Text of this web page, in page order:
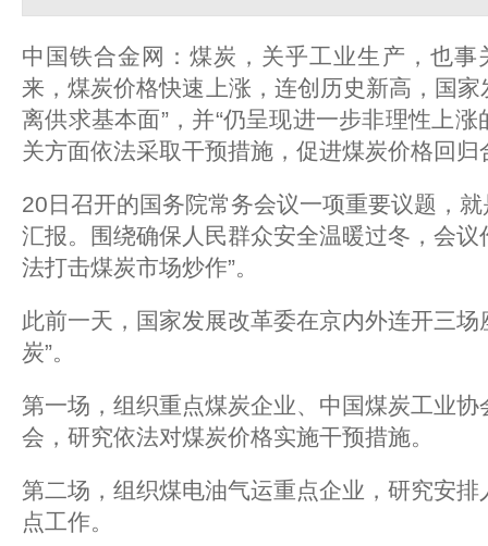
中国铁合金网：煤炭，关乎工业生产，也
来，煤炭价格快速上涨，连创历史新高，国
离供求基本面”，并“仍呈现进一步非理性上
关方面依法采取干预措施，促进煤炭价格回归
20日召开的国务院常务会议一项重要议题，
汇报。围绕确保人民群众安全温暖过冬，会议
法打击煤炭市场炒作”。
此前一天，国家发展改革委在京内外连开三场
炭”。
第一场，组织重点煤炭企业、中国煤炭工业
会，研究依法对煤炭价格实施干预措施。
第二场，组织煤电油气运重点企业，研究安
点工作。